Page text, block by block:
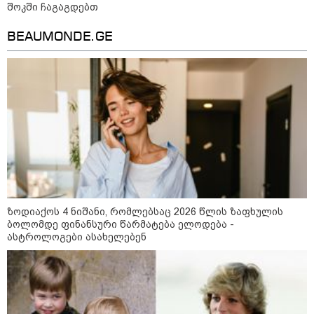
11:17 / 08-08-2026
არშემდგარი ქორწინება 15 წლით უფროს
ქართველთან - ალინა კაბაევას
საიდუმლო ცხოვრება: როგორ
გამოიყურებოდა ის პლასტიკურ
ოპერაციებამდე
14:20 / 08-08-2026
"ქალაქი დავთმე, მაგრამ
ქალურობა - არა. ვერ იჯერებენ
ფერმერი თუ ვარ" - როგორ
ცხოვრობს ახალგაზრდა ქალი,
შოკში ჩაგაგდებთ
BEAUMONDE.GE
ზოდიაქოს 4 ნიშანი, რომლებსაც 2026 წლის ზაფხულის
ბოლომდე ფინანსური წარმატება ელოდება -
ასტროლოგები ასახელებენ